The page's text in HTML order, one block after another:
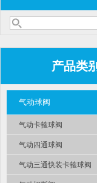
产品类别
气动球阀
气动卡箍球阀
气动四通球阀
气动三通快装卡箍球阀